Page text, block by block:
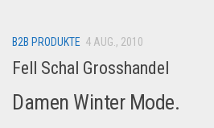
B2B PRODUKTE 4 AUG., 2010
Fell Schal Grosshandel
Damen Winter Mode.